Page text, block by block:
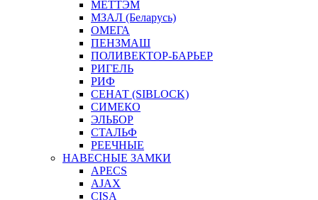
МЕТТЭМ
МЗАЛ (Беларусь)
ОМЕГА
ПЕНЗМАШ
ПОЛИВЕКТОР-БАРЬЕР
РИГЕЛЬ
РИФ
СЕНАТ (SIBLOCK)
СИМЕКО
ЭЛЬБОР
СТАЛЬФ
РЕЕЧНЫЕ
НАВЕСНЫЕ ЗАМКИ
APECS
AJAX
CISA